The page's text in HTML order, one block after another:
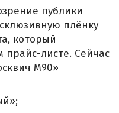
публики
плёнку
который
прайс-листе. Сейчас
М90»